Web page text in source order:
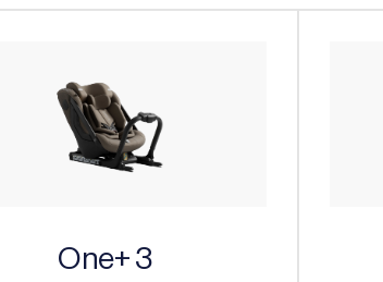
One+ 3